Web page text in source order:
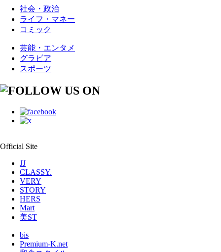
社会・政治
ライフ・マネー
コミック
芸能・エンタメ
グラビア
スポーツ
Official Site
JJ
CLASSY.
VERY
STORY
HERS
Mart
美ST
bis
Premium-K.net